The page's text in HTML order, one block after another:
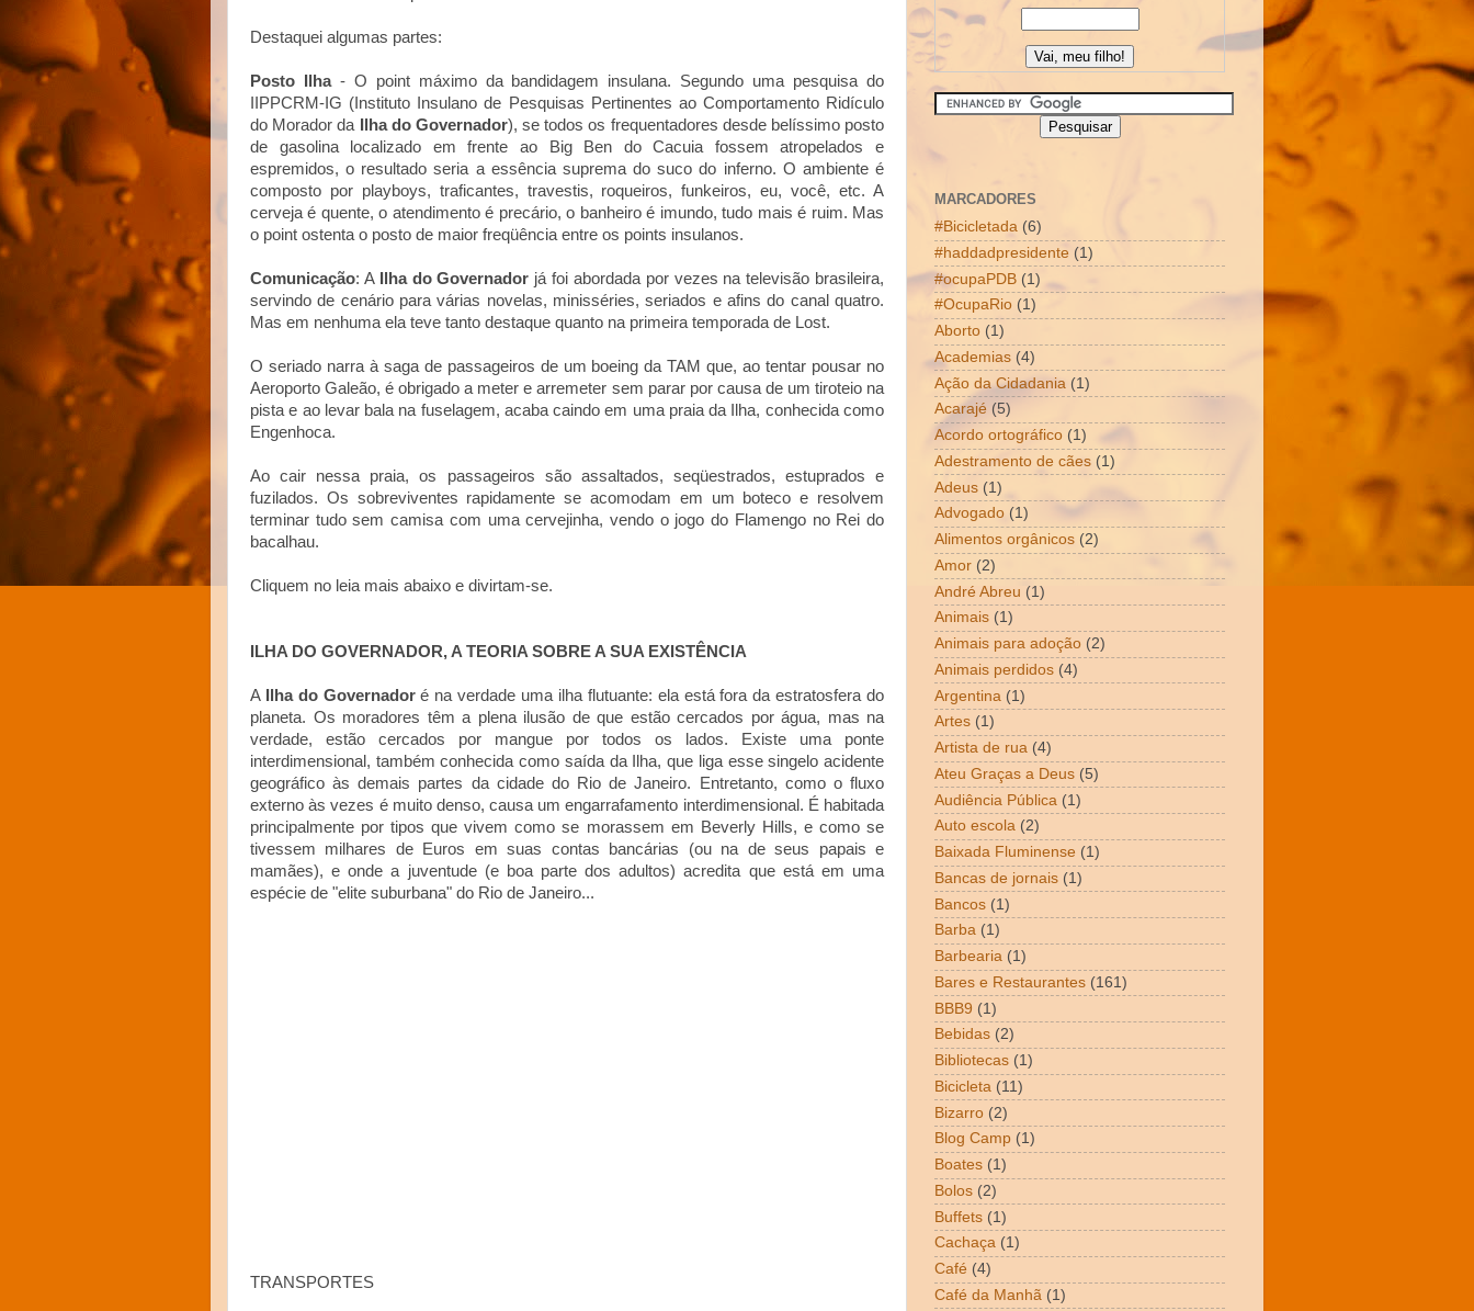
Destaquei algumas partes:
Posto Ilha- O point máximo da bandidagem insulana. Segundo uma pesquisa do
IIPPCRM-IG (Instituto Insulano de Pesquisas Pertinentes ao Comportamento Ridículo
do Morador da
Ilha do Governador), se todos os frequentadores desde belíssimo posto
de gasolina localizado em frente ao Big Ben do Cacuia fossem atropelados e
espremidos, o resultado seria a essência suprema do suco do inferno. O ambiente é
composto por playboys, traficantes, travestis, roqueiros, funkeiros, eu, você, etc. A
cerveja é quente, o atendimento é precário, o banheiro é imundo, tudo mais é ruim. Mas
o point ostenta o posto de maior freqüência entre os points insulanos.
Comunicação: A Ilha do Governador já foi abordada por vezes na televisão brasileira,
servindo de cenário para várias novelas, minisséries, seriados e afins do canal quatro.
Mas em nenhuma ela teve tanto destaque quanto na primeira temporada de Lost.
O seriado narra à saga de passageiros de um boeing da TAM que, ao tentar pousar no
Aeroporto Galeão, é obrigado a meter e arremeter sem parar por causa de um tiroteio na
pista e ao levar bala na fuselagem, acaba caindo em uma praia da Ilha, conhecida como
Engenhoca.
Ao cair nessa praia, os passageiros são assaltados, seqüestrados, estuprados e
fuzilados. Os sobreviventes rapidamente se acomodam em um boteco e resolvem
terminar tudo sem camisa com uma cervejinha, vendo o jogo do Flamengo no Rei do
bacalhau.
Cliquem no leia mais abaixo e divirtam-se.
ILHA DO GOVERNADOR, A TEORIA SOBRE A SUA EXISTÊNCIA
A Ilha do Governadoré na verdade uma ilha flutuante: ela está fora da estratosfera do
planeta. Os moradores têm a plena ilusão de que estão cercados por água, mas na
verdade, estão cercados por mangue por todos os lados. Existe uma ponte
interdimensional, também conhecida como saída da Ilha, que liga esse singelo acidente
geográfico às demais partes da cidade do Rio de Janeiro. Entretanto, como o fluxo
externo às vezes é muito denso, causa um engarrafamento interdimensional. É habitada
principalmente por tipos que vivem como se morassem em Beverly Hills, e como se
tivessem milhares de Euros em suas contas bancárias (ou na de seus papais e
mamães), e onde a juventude (e boa parte dos adultos) acredita que está em uma
espécie de "elite suburbana" do Rio de Janeiro...
TRANSPORTES
MARCADORES
#Bicicletada (6)
#haddadpresidente (1)
#ocupaPDB (1)
#OcupaRio (1)
Aborto (1)
Academias (4)
Ação da Cidadania (1)
Acarajé (5)
Acordo ortográfico (1)
Adestramento de cães (1)
Adeus (1)
Advogado (1)
Alimentos orgânicos (2)
Amor (2)
André Abreu (1)
Animais (1)
Animais para adoção (2)
Animais perdidos (4)
Argentina (1)
Artes (1)
Artista de rua (4)
Ateu Graças a Deus (5)
Audiência Pública (1)
Auto escola (2)
Baixada Fluminense (1)
Bancas de jornais (1)
Bancos (1)
Barba (1)
Barbearia (1)
Bares e Restaurantes (161)
BBB9 (1)
Bebidas (2)
Bibliotecas (1)
Bicicleta (11)
Bizarro (2)
Blog Camp (1)
Boates (1)
Bolos (2)
Buffets (1)
Cachaça (1)
Café (4)
Café da Manhã (1)